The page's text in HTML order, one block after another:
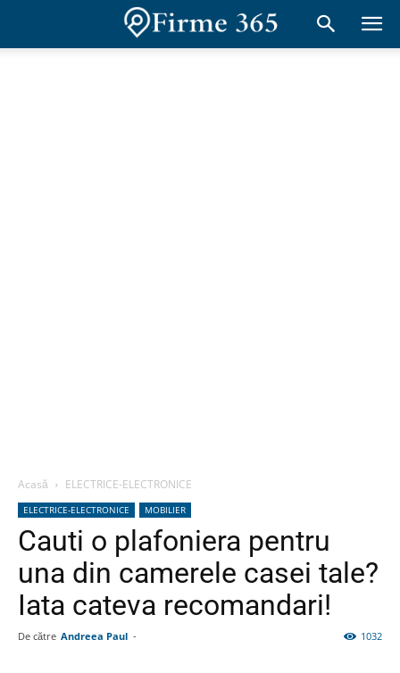
Acasă ELECTRICE-ELECTRONICE
ELECTRICE-ELECTRONICE MOBILIER
Cauti o plafoniera pentru
una din camerele casei tale?
Iata cateva recomandari!
De către Andreea Paul - 1032